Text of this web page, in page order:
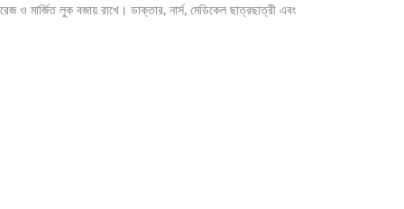
ও মার্জিত লুক বজায় রাখে। ডাক্তার, নার্স, মেডিকেল ছাত্রছাত্রী এবং